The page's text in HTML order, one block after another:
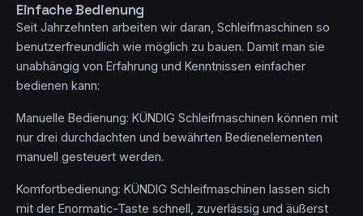
Einfache Bedienung
Seit Jahrzehnten arbeiten wir daran, Schleifmaschinen so
benutzerfreundlich wie möglich zu bauen. Damit man sie
unabhängig von Erfahrung und Kenntnissen einfacher
bedienen kann:
Manuelle Bedienung: KÜNDIG Schleifmaschinen können mit
nur drei durchdachten und bewährten Bedienelementen
manuell gesteuert werden.
Komfortbedienung: KÜNDIG Schleifmaschinen lassen sich
mit der Enormatic-Taste schnell, zuverlässig und äußerst